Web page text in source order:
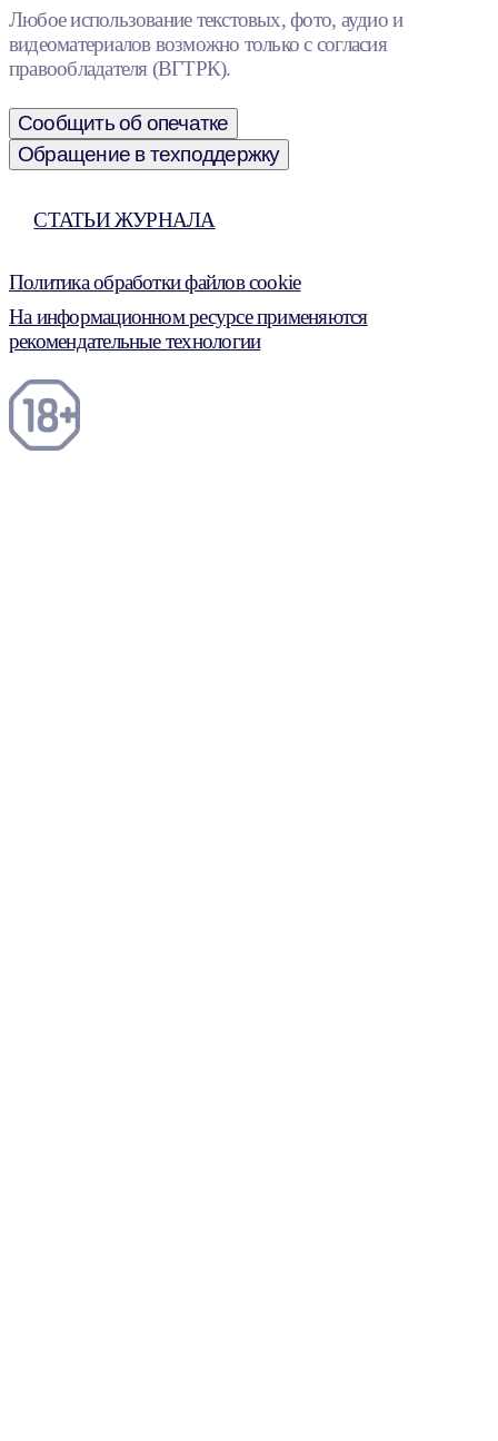
Любое использование текстовых, фото, аудио и
видеоматериалов возможно только с согласия
правообладателя (ВГТРК).
Сообщить об опечатке
Обращение в техподдержку
СТАТЬИ ЖУРНАЛА
Политика обработки файлов cookie
На информационном ресурсе применяются
рекомендательные технологии